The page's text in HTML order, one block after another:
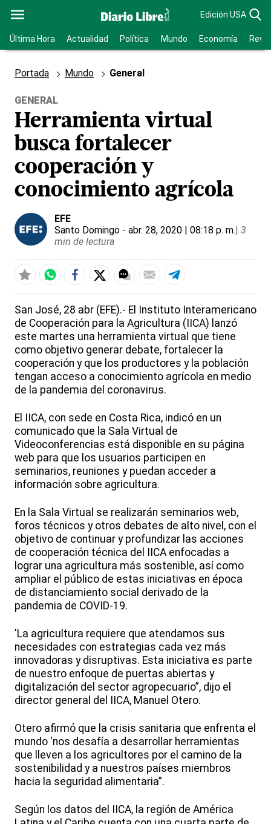
Edición USA
Última Hora Actualidad Política Mundo Economía
Portada Mundo General
GENERAL
Herramienta virtual
busca fortalecer
cooperación y
conocimiento agrícola
EFE
Santo Domingo - abr. 28, 2020 | 08:18 p. m.| 3
min de lectura
San José, 28 abr (EFE).- El Instituto Interamericano
de Cooperación para la Agricultura (IICA) lanzó
este martes una herramienta virtual que tiene
como objetivo generar debate, fortalecer la
cooperación y que los productores y la población
tengan acceso a conocimiento agrícola en medio
de la pandemia del coronavirus.
El IICA, con sede en Costa Rica, indicó en un
comunicado que la Sala Virtual de
Videoconferencias está disponible en su página
web para que los usuarios participen en
seminarios, reuniones y puedan acceder a
información sobre agricultura.
En la Sala Virtual se realizarán seminarios web,
foros técnicos y otros debates de alto nivel, con el
objetivo de continuar y profundizar las acciones
de cooperación técnica del IICA enfocadas a
lograr una agricultura más sostenible, así como
ampliar el público de estas iniciativas en época
de distanciamiento social derivado de la
pandemia de COVID-19.
'La agricultura requiere que atendamos sus
necesidades con estrategias cada vez más
innovadoras y disruptivas. Esta iniciativa es parte
de nuestro enfoque de puertas abiertas y
digitalización del sector agropecuario”, dijo el
director general del IICA, Manuel Otero.
Otero afirmó que la crisis sanitaria que enfrenta el
mundo 'nos desafía a desarrollar herramientas
que lleven a los agricultores por el camino de la
sostenibilidad y a nuestros países miembros
hacia la seguridad alimentaria”.
Según los datos del IICA, la región de América